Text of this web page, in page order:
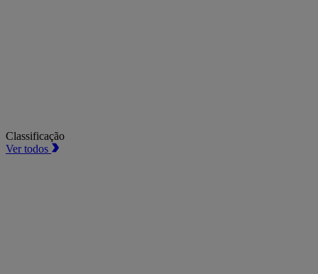
Classificação
Ver todos